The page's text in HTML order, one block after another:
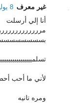
غير معرف 8 يوليو 2013 في 9:59 م
أنا إلي أرسلت
لأني ما أحب
ومره تانيه